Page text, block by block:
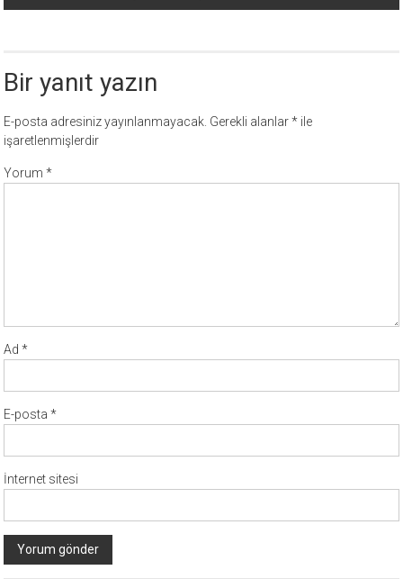
Bir yanıt yazın
E-posta adresiniz yayınlanmayacak. Gerekli alanlar* ile
işaretlenmişlerdir
Yorum*
Ad*
E-posta*
İnternet sitesi